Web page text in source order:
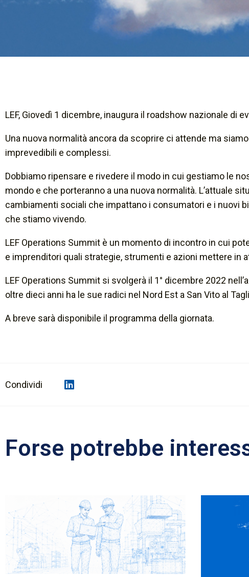
LEF, Giovedì 1 dicembre, inaugura il roadshow nazionale di
Una nuova normalità ancora da scoprire ci attende ma
imprevedibili e complessi.
Dobbiamo ripensare e rivedere il modo in cui gestiamo le
mondo e che porteranno a una nuova normalità. L’attuale
cambiamenti sociali che impattano i consumatori e i nuovi
che stiamo vivendo.
LEF Operations Summit è un momento di incontro in cui
e imprenditori quali strategie, strumenti e azioni mettere in
LEF Operations Summit si svolgerà il 1° dicembre 2022
oltre dieci anni ha le sue radici nel Nord Est a San Vito al
A breve sarà disponibile il programma della giornata.
Condividi
Forse potrebbe